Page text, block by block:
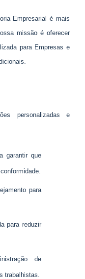
Empresarial é mais
missão é oferecer
para Empresas e
personalizadas e
garantir que
para
para reduzir
de
trabalhistas.